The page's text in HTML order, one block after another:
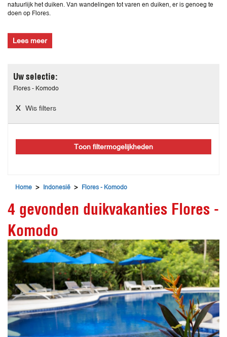
natuurlijk het duiken. Van wandelingen tot varen en duiken, er is genoeg te
doen op Flores.
Lees meer
Uw selectie:
Flores - Komodo
Wis filters
Toon filtermogelijkheden
Home > Indonesië > Flores - Komodo
4 gevonden duikvakanties Flores -
Komodo